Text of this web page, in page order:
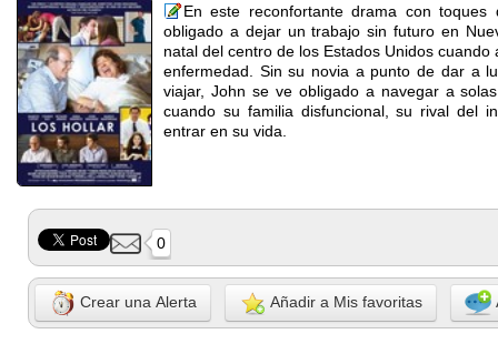
En este reconfortante drama con
obligado a dejar un trabajo sin futuro en
natal del centro de los Estados Unidos
enfermedad. Sin su novia a punto de dar a
viajar, John se ve obligado a navegar a
cuando su familia disfuncional, su rival del
entrar en su vida.
0
Crear una Alerta Añadir a Mis favoritas